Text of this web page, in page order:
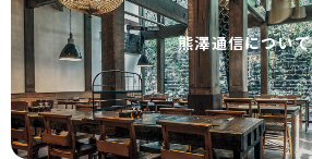
熊澤通信について